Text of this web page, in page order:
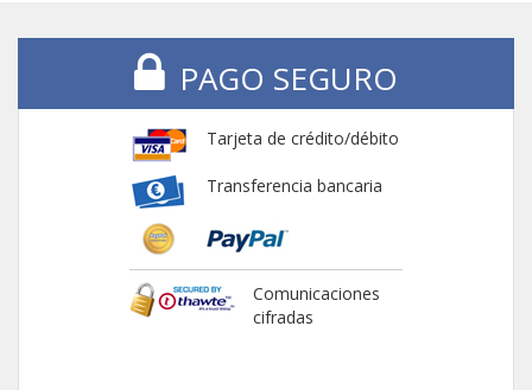
PAGO SEGURO
Tarjeta de crédito/débito
Transferencia bancaria
Comunicaciones
cifradas